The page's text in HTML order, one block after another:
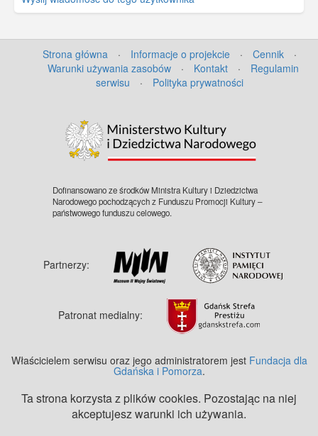
Strona główna · Informacje o projekcie · Cennik
·
Warunki używania zasobów
· Kontakt ·
Regulamin
serwisu
· Polityka prywatności
Dofinansowano ze środków Ministra Kultury i Dziedzictwa
Narodowego pochodzących z Funduszu Promocji Kultury –
państwowego funduszu celowego.
Partnerzy:
Patronat medialny:
Właścicielem serwisu oraz jego administratorem jest Fundacja dla
Gdańska i Pomorza.
Ta strona korzysta z plików cookies. Pozostając na niej
akceptujesz warunki ich używania.